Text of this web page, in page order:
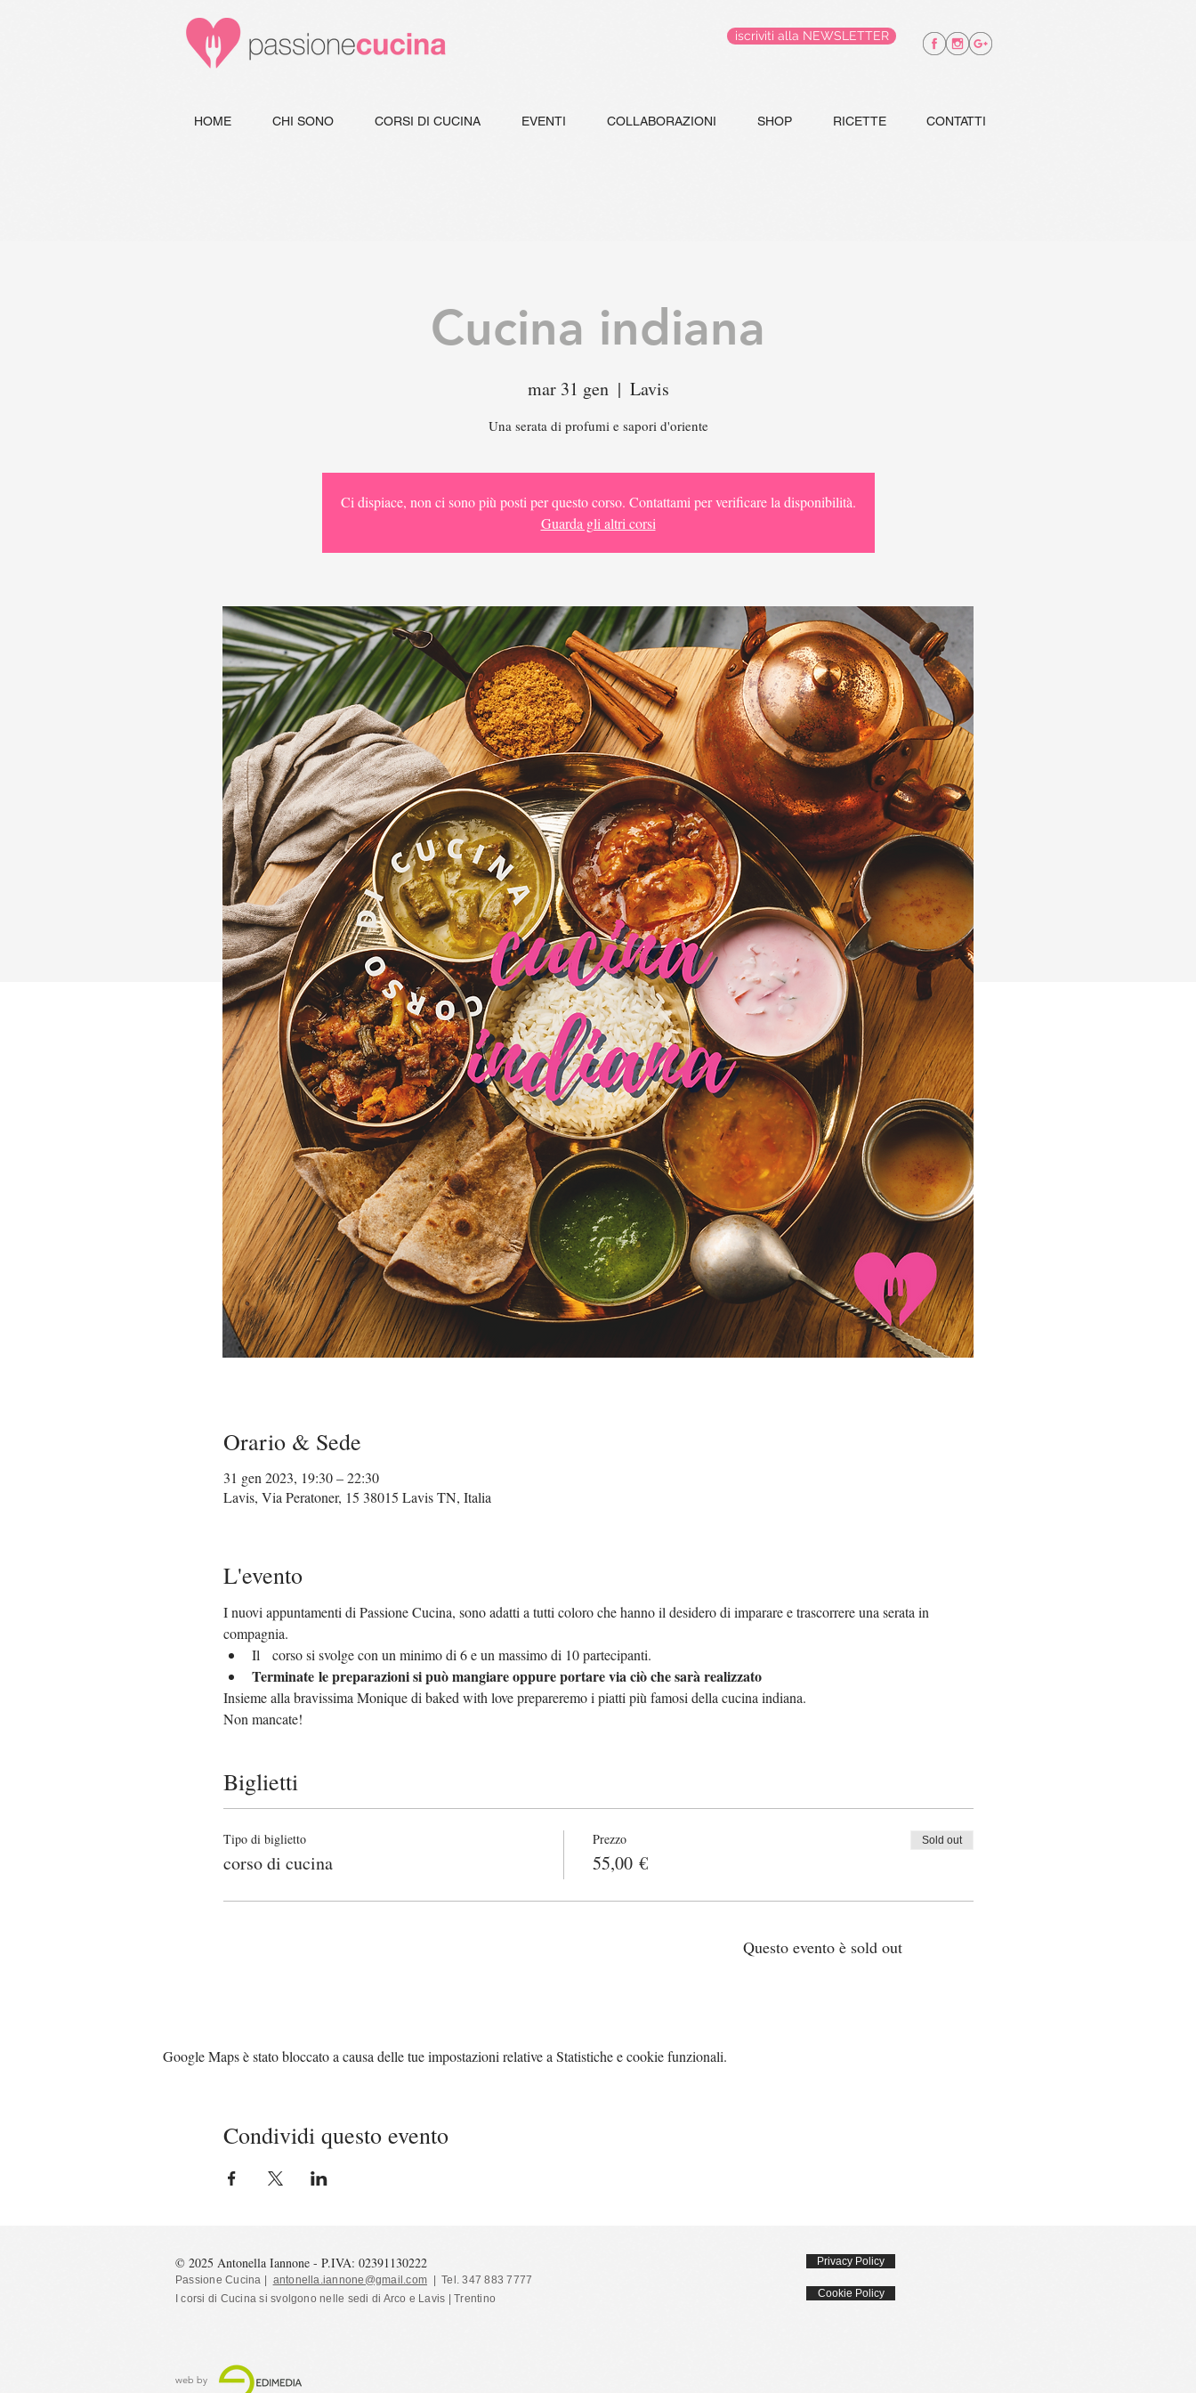
iscriviti alla NEWSLETTER
HOME CHI SONO CORSI DI CUCINA EVENTI COLLABORAZIONI SHOP RICETTE CONTATTI
Cucina indiana
mar 31 gen
  |
Lavis
Una serata di profumi e sapori d'oriente
Ci dispiace, non ci sono più posti per questo corso. Contattami per verificare la disponibilità.
Guarda gli altri corsi
Orario & Sede
31 gen 2023, 19:30 – 22:30
Lavis, Via Peratoner, 15 38015 Lavis TN, Italia
L'evento
I nuovi appuntamenti di Passione Cucina, sono adatti a tutti coloro che hanno il desidero di imparare e trascorrere una serata in
compagnia.
Il   corso si svolge con un minimo di 6 e un massimo di 10 partecipanti.
Terminate le preparazioni si può mangiare oppure portare via ciò che sarà realizzato
Insieme alla bravissima Monique di baked with love prepareremo i piatti più famosi della cucina indiana.
Non mancate!
Biglietti
Tipo di biglietto
corso di cucina
Prezzo
55,00 €
Sold out
Questo evento è sold out
Google Maps è stato bloccato a causa delle tue impostazioni relative a Statistiche e cookie funzionali.
Condividi questo evento
© 2025 Antonella Iannone - P.IVA: 02391130222
Passione Cucina | antonella.iannone@gmail.com | Tel. 347 883 7777
I corsi di Cucina si svolgono nelle sedi di Arco e Lavis | Trentino
web by
Privacy Policy
Cookie Policy